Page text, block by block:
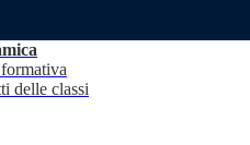
delle classi